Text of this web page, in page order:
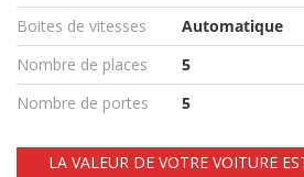
Boites de vitesses
Automatique
Nombre de places
5
Nombre de portes
5
LA VALEUR DE VOTRE VOITURE